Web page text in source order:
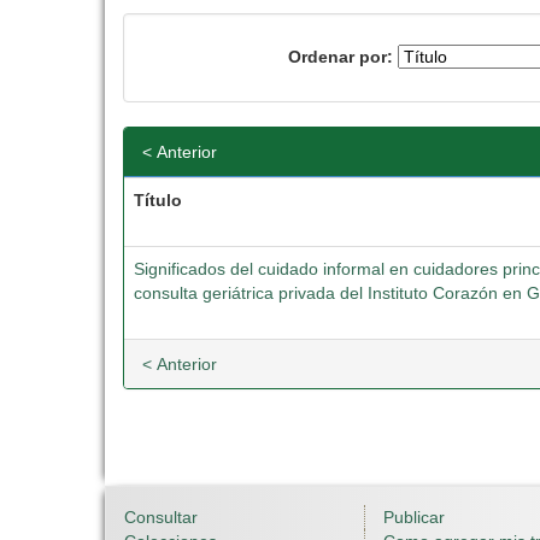
Ordenar por:
< Anterior
Título
Significados del cuidado informal en cuidadores
consulta geriátrica privada del Instituto Corazón en
< Anterior
Consultar
Publicar